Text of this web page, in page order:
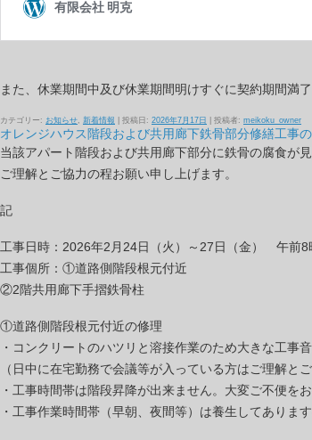
また、休業期間中及び休業期間明けすぐに契約期間満
カテゴリー: お知らせ 新着情報 | 投稿日: 2026年7月17日 投稿者: meikoku_owner
オレンジハウス階段および共用廊下鉄骨部分修繕工事
当該アパート階段および共用廊下部分に鉄骨の腐食が
ご理解とご協力の程お願い申し上げます。
記
工事日時：2026年2月24日（火）～27日（金） 午前8
工事個所：①道路側階段根元付近
②2階共用廊下手摺鉄骨柱
①道路側階段根元付近の修理
・コンクリートのハツリと溶接作業のため大きな工事
（日中に在宅勤務で会議等が入っている方はご理解と
・工事時間帯は階段昇降が出来ません。大変ご不便を
・工事作業時間帯（早朝、夜間等）は養生してありま